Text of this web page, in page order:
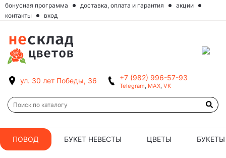
бонусная программа доставка, оплата и гарантия
акции
контакты
вход
ул. 30 лет Победы, 36 +7 (982) 996-57-93
Telegram, MAX, VK
ПОВОД БУКЕТ НЕВЕСТЫ ЦВЕТЫ БУКЕТЫ